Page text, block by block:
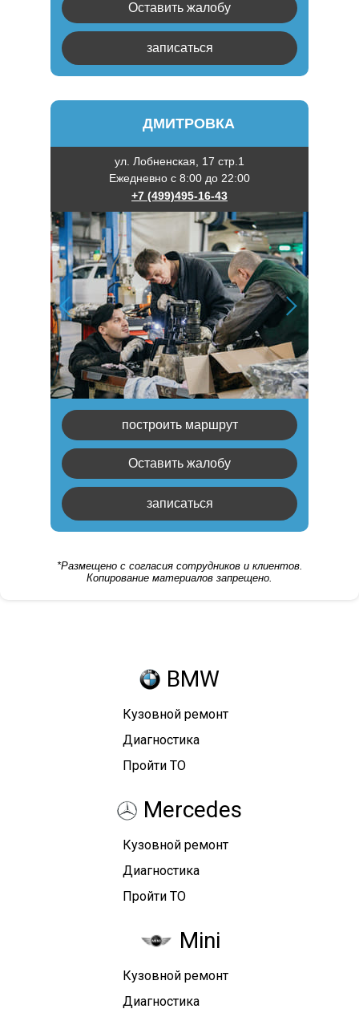
Оставить жалобу
записаться
ДМИТРОВКА
ул. Лобненская, 17 стр.1
Ежедневно с 8:00 до 22:00
+7 (499)495-16-43
построить маршрут
Оставить жалобу
записаться
*Размещено с согласия сотрудников и клиентов.
Копирование материалов запрещено.
BMW
Кузовной ремонт
Диагностика
Пройти ТО
Mercedes
Кузовной ремонт
Диагностика
Пройти ТО
Mini
Кузовной ремонт
Диагностика